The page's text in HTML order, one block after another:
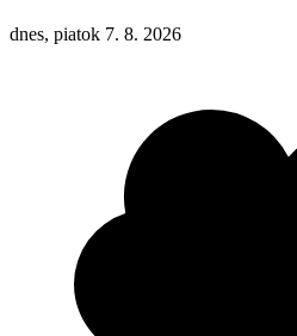
dnes, piatok 7. 8. 2026